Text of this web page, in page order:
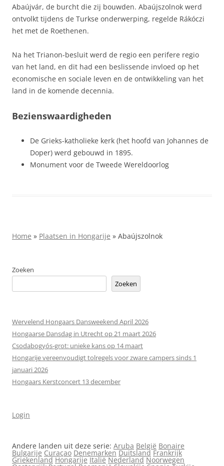
Abaújvár, de burcht die zij bouwden. Abaújszolnok werd
ontvolkt tijdens de Turkse onderwerping, regelde Rákóczi
het met de Roethenen.
Na het Trianon-besluit werd de regio een perifere regio
van het land, en dit had een beslissende invloed op het
economische en sociale leven en de ontwikkeling van het
land in de komende decennia.
Bezienswaardigheden
De Grieks-katholieke kerk (het hoofd van Johannes de
Doper) werd gebouwd in 1895.
Monument voor de Tweede Wereldoorlog
Home » Plaatsen in Hongarije » Abaújszolnok
Zoeken
Zoeken
Wervelend Hongaars Dansweekend April 2026
Hongaarse Dansdag in Utrecht op 21 maart 2026
Csodabogyós‑grot: unieke kans op 14 maart
Hongarije vereenvoudigt tolregels voor zware campers sinds 1
januari 2026
Hongaars Kerstconcert 13 december
Login
Andere landen uit deze serie: Aruba België Bonaire
Bulgarije Curaçao Denemarken Duitsland Frankrijk
Griekenland Hongarije Italië Nederland Noorwegen